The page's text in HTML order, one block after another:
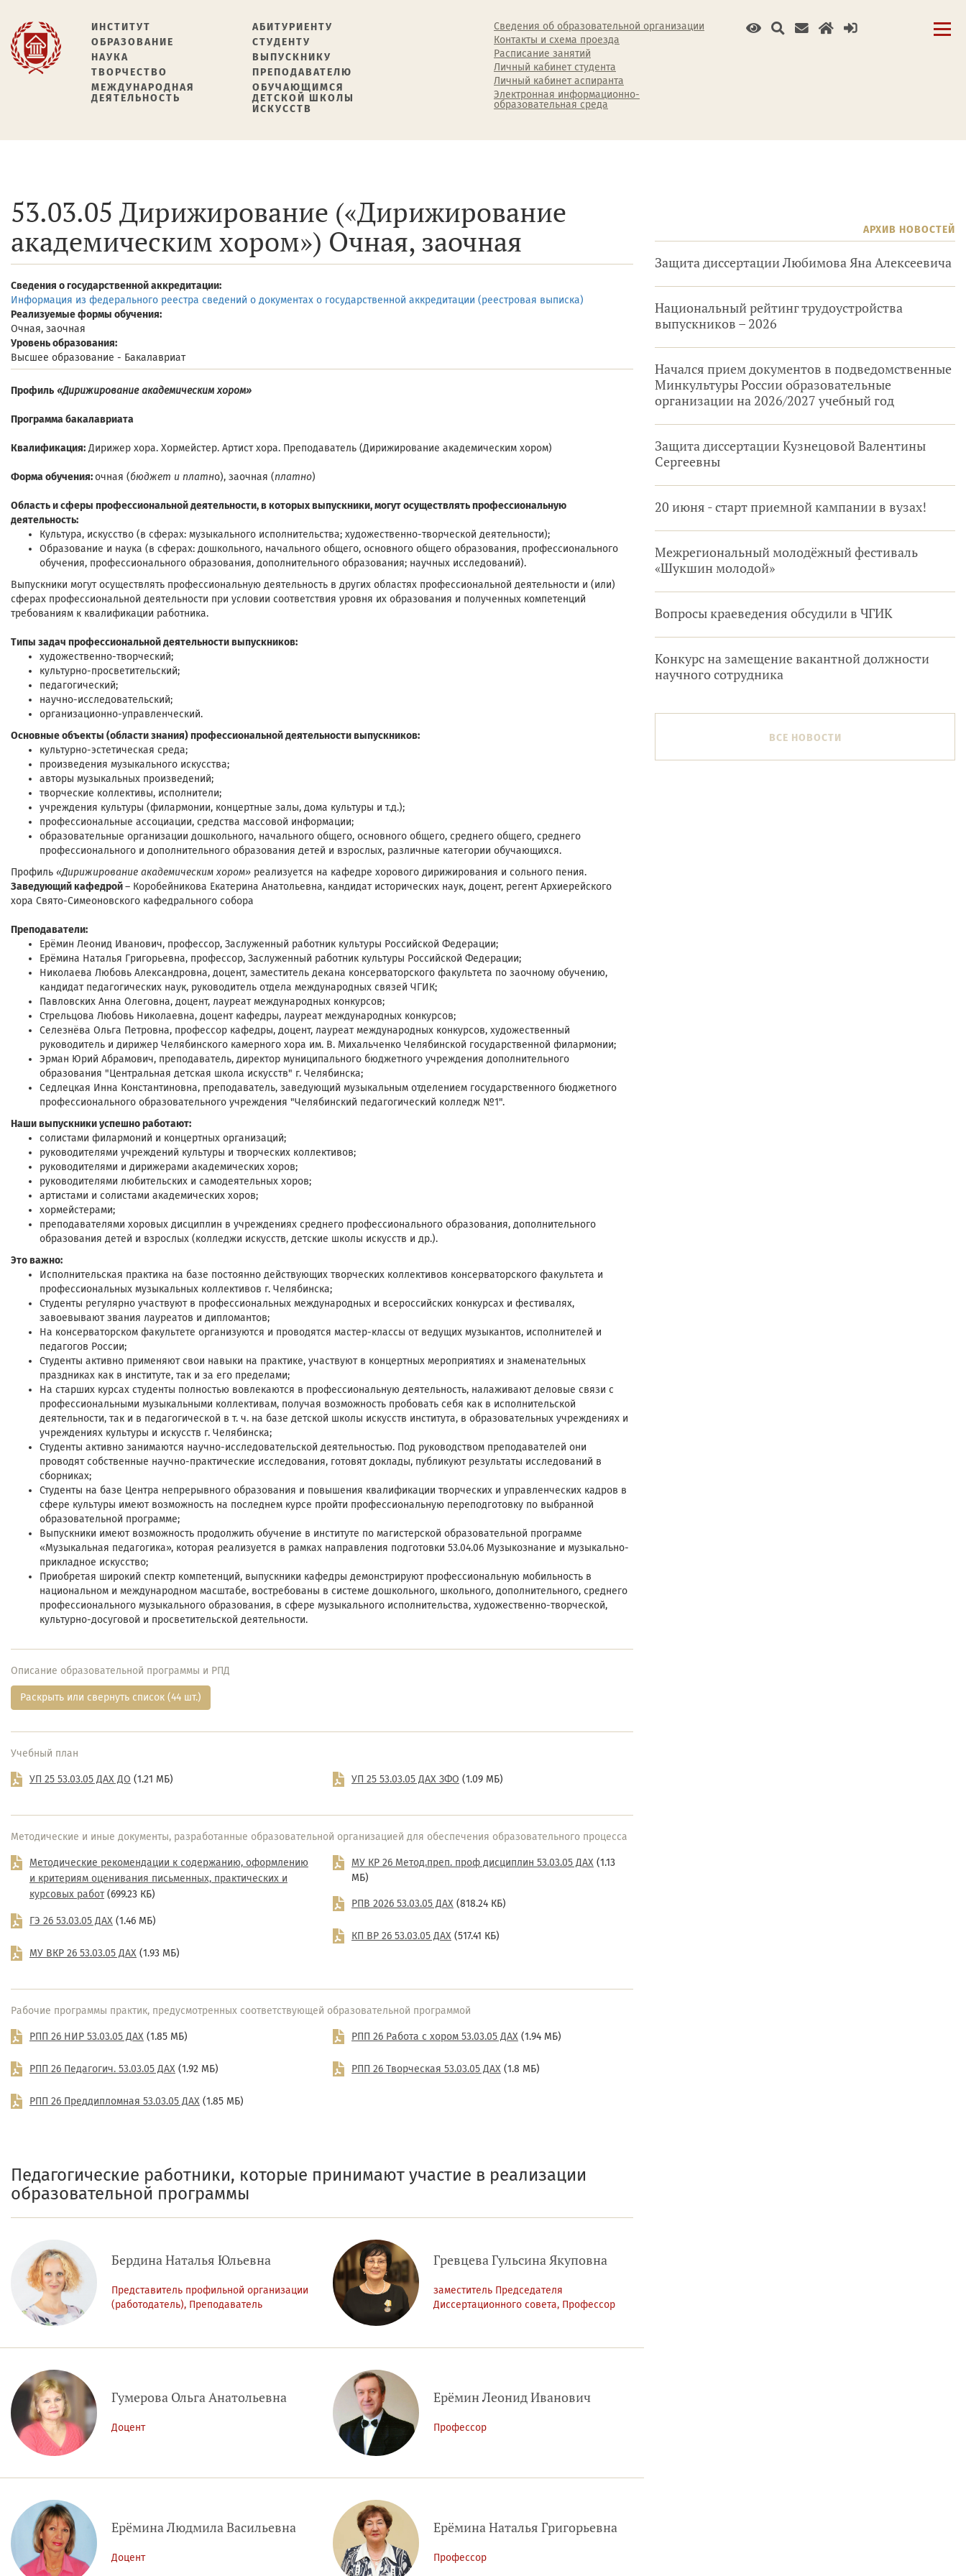
ИНСТИТУТ
ОБРАЗОВАНИЕ
НАУКА
ТВОРЧЕСТВО
МЕЖДУНАРОДНАЯ
ДЕЯТЕЛЬНОСТЬ
АБИТУРИЕНТУ
СТУДЕНТУ
ВЫПУСКНИКУ
ПРЕПОДАВАТЕЛЮ
ОБУЧАЮЩИМСЯ
ДЕТСКОЙ ШКОЛЫ
ИСКУССТВ
Сведения об образовательной организации
Контакты и схема проезда
Расписание занятий
Личный кабинет студента
Личный кабинет аспиранта
Электронная информационно-
образовательная среда
53.03.05 Дирижирование («Дирижирование
академическим хором») Очная, заочная
Сведения о государственной аккредитации:
Информация из федерального реестра сведений о документах о государственной аккредитации (реестровая выписка)
Реализуемые формы обучения:
Очная, заочная
Уровень образования:
Высшее образование - Бакалавриат
Профиль «Дирижирование академическим хором»
Программа бакалавриата
Квалификация:Дирижер хора. Хормейстер. Артист хора. Преподаватель (Дирижирование академическим хором)
Форма обучения:очная (бюджет и платно), заочная (платно)
Область и сферы профессиональной деятельности, в которых выпускники, могут осуществлять профессиональную
деятельность:
Культура, искусство (в сферах: музыкального исполнительства; художественно-творческой деятельности);
Образование и наука (в сферах: дошкольного, начального общего, основного общего образования, профессионального
обучения, профессионального образования, дополнительного образования; научных исследований).
Выпускники могут осуществлять профессиональную деятельность в других областях профессиональной деятельности и (или)
сферах профессиональной деятельности при условии соответствия уровня их образования и полученных компетенций
требованиям к квалификации работника.
Типы задач профессиональной деятельности выпускников:
художественно-творческий;
культурно-просветительский;
педагогический;
научно-исследовательский;
организационно-управленческий.
Основные объекты (области знания) профессиональной деятельности выпускников:
культурно-эстетическая среда;
произведения музыкального искусства;
авторы музыкальных произведений;
творческие коллективы, исполнители;
учреждения культуры (филармонии, концертные залы, дома культуры и т.д.);
профессиональные ассоциации, средства массовой информации;
образовательные организации дошкольного, начального общего, основного общего, среднего общего, среднего
профессионального и дополнительного образования детей и взрослых, различные категории обучающихся.
Профиль «Дирижирование академическим хором» реализуется на кафедре хорового дирижирования и сольного пения.
Заведующий кафедрой– Коробейникова Екатерина Анатольевна, кандидат исторических наук, доцент, регент Архиерейского
хора Свято-Симеоновского кафедрального собора
Преподаватели:
Ерёмин Леонид Иванович, профессор, Заслуженный работник культуры Российской Федерации;
Ерёмина Наталья Григорьевна, профессор, Заслуженный работник культуры Российской Федерации;
Николаева Любовь Александровна, доцент, заместитель декана консерваторского факультета по заочному обучению,
кандидат педагогических наук, руководитель отдела международных связей ЧГИК;
Павловских Анна Олеговна, доцент, лауреат международных конкурсов;
Стрельцова Любовь Николаевна, доцент кафедры, лауреат международных конкурсов;
Селезнёва Ольга Петровна, профессор кафедры, доцент, лауреат международных конкурсов, художественный
руководитель и дирижер Челябинского камерного хора им. В. Михальченко Челябинской государственной филармонии;
Эрман Юрий Абрамович, преподаватель, директор муниципального бюджетного учреждения дополнительного
образования "Центральная детская школа искусств" г. Челябинска;
Седлецкая Инна Константиновна, преподаватель, заведующий музыкальным отделением государственного бюджетного
профессионального образовательного учреждения "Челябинский педагогический колледж №1".
Наши выпускники успешно работают:
солистами филармоний и концертных организаций;
руководителями учреждений культуры и творческих коллективов;
руководителями и дирижерами академических хоров;
руководителями любительских и самодеятельных хоров;
артистами и солистами академических хоров;
хормейстерами;
преподавателями хоровых дисциплин в учреждениях среднего профессионального образования, дополнительного
образования детей и взрослых (колледжи искусств, детские школы искусств и др.).
Это важно:
Исполнительская практика на базе постоянно действующих творческих коллективов консерваторского факультета и
профессиональных музыкальных коллективов г. Челябинска;
Студенты регулярно участвуют в профессиональных международных и всероссийских конкурсах и фестивалях,
завоевывают звания лауреатов и дипломантов;
На консерваторском факультете организуются и проводятся мастер-классы от ведущих музыкантов, исполнителей и
педагогов России;
Студенты активно применяют свои навыки на практике, участвуют в концертных мероприятиях и знаменательных
праздниках как в институте, так и за его пределами;
На старших курсах студенты полностью вовлекаются в профессиональную деятельность, налаживают деловые связи с
профессиональными музыкальными коллективам, получая возможность пробовать себя как в исполнительской
деятельности, так и в педагогической в т. ч. на базе детской школы искусств института, в образовательных учреждениях и
учреждениях культуры и искусств г. Челябинска;
Студенты активно занимаются научно-исследовательской деятельностью. Под руководством преподавателей они
проводят собственные научно-практические исследования, готовят доклады, публикуют результаты исследований в
сборниках;
Студенты на базе Центра непрерывного образования и повышения квалификации творческих и управленческих кадров в
сфере культуры имеют возможность на последнем курсе пройти профессиональную переподготовку по выбранной
образовательной программе;
Выпускники имеют возможность продолжить обучение в институте по магистерской образовательной программе
«Музыкальная педагогика», которая реализуется в рамках направления подготовки 53.04.06 Музыкознание и музыкально-
прикладное искусство;
Приобретая широкий спектр компетенций, выпускники кафедры демонстрируют профессиональную мобильность в
национальном и международном масштабе, востребованы в системе дошкольного, школьного, дополнительного, среднего
профессионального музыкального образования, в сфере музыкального исполнительства, художественно-творческой,
культурно-досуговой и просветительской деятельности.
Описание образовательной программы и РПД
Раскрыть или свернуть список (44 шт.)
Учебный план
УП 25 53.03.05 ДАХ ДО (1.21 МБ) УП 25 53.03.05 ДАХ ЗФО (1.09 МБ)
Методические и иные документы, разработанные образовательной организацией для обеспечения образовательного процесса
Методические рекомендации к содержанию, оформлению
и критериям оценивания письменных, практических и
курсовых работ(699.23 КБ)
ГЭ 26 53.03.05 ДАХ (1.46 МБ)
МУ ВКР 26 53.03.05 ДАХ (1.93 МБ)
МУ КР 26 Метод.преп. проф дисциплин 53.03.05 ДАХ (1.13
МБ)
РПВ 2026 53.03.05 ДАХ (818.24 КБ)
КП ВР 26 53.03.05 ДАХ (517.41 КБ)
Рабочие программы практик, предусмотренных соответствующей образовательной программой
РПП 26 НИР 53.03.05 ДАХ (1.85 МБ)
РПП 26 Педагогич. 53.03.05 ДАХ (1.92 МБ)
РПП 26 Преддипломная 53.03.05 ДАХ (1.85 МБ)
РПП 26 Работа с хором 53.03.05 ДАХ (1.94 МБ)
РПП 26 Творческая 53.03.05 ДАХ (1.8 МБ)
Педагогические работники, которые принимают участие в реализации
образовательной программы
Бердина Наталья Юльевна
Представитель профильной организации
(работодатель), Преподаватель
Гревцева Гульсина Якуповна
заместитель Председателя
Диссертационного совета, Профессор
Гумерова Ольга Анатольевна
Доцент
Ерёмин Леонид Иванович
Профессор
Ерёмина Людмила Васильевна
Доцент
Ерёмина Наталья Григорьевна
Профессор
АРХИВ НОВОСТЕЙ
Защита диссертации Любимова Яна Алексеевича
Национальный рейтинг трудоустройства
выпускников – 2026
Начался прием документов в подведомственные
Минкультуры России образовательные
организации на 2026/2027 учебный год
Защита диссертации Кузнецовой Валентины
Сергеевны
20 июня - старт приемной кампании в вузах!
Межрегиональный молодёжный фестиваль
«Шукшин молодой»
Вопросы краеведения обсудили в ЧГИК
Конкурс на замещение вакантной должности
научного сотрудника
ВСЕ НОВОСТИ